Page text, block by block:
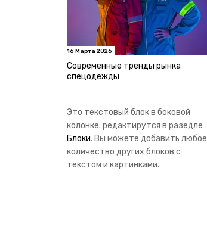
16 Марта 2026
Современные тренды рынка
спецодежды
Это текстовый блок в боковой
колонке. редактирутся в разедле
Блоки. Вы можете добавить любое
количество других блоков с
текстом и картинками.